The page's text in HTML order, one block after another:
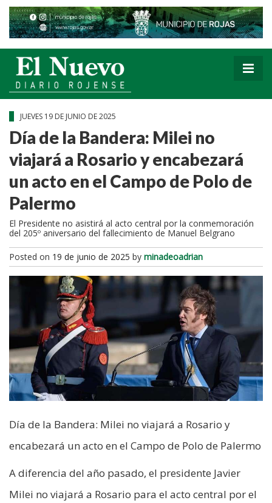
JUEVES 19 DE JUNIO DE 2025
Día de la Bandera: Milei no
viajará a Rosario y encabezará
un acto en el Campo de Polo de
Palermo
El Presidente no asistirá al acto central por la conmemoración
del 205º aniversario del fallecimiento de Manuel Belgrano
Posted on 19 de junio de 2025 by minadeoadrian
Día de la Bandera: Milei no viajará a Rosario y
encabezará un acto en el Campo de Polo de Palermo
A diferencia del año pasado, el presidente Javier
Milei no viajará a Rosario para el acto central por el